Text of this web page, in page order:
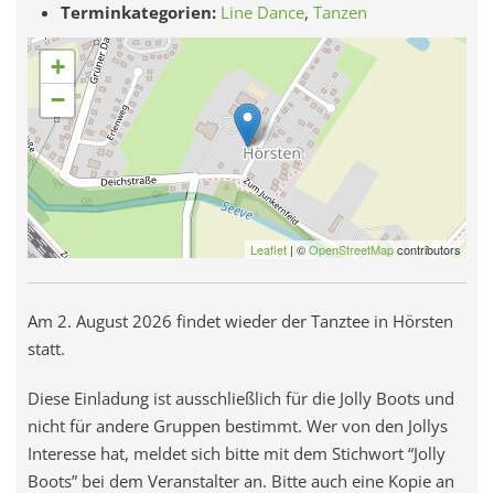
Terminkategorien: Line Dance, Tanzen
+
−
Leaflet | ©OpenStreetMapcontributors
Am 2. August 2026 findet wieder der Tanztee in Hörsten
statt.
Diese Einladung ist ausschließlich für die Jolly Boots und
nicht für andere Gruppen bestimmt. Wer von den Jollys
Interesse hat, meldet sich bitte mit dem Stichwort “Jolly
Boots” bei dem Veranstalter an. Bitte auch eine Kopie an